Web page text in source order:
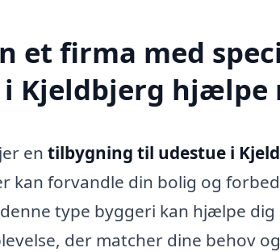
et firma med
Kjeldbjerg hjælpe
en tilbygning til udestue i
kan forvandle din bolig og
type byggeri kan hjælpe
der matcher dine behov